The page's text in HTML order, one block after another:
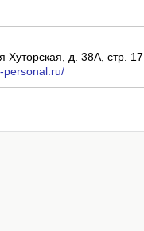
Хуторская, д. 38А, стр. 17
personal.ru/